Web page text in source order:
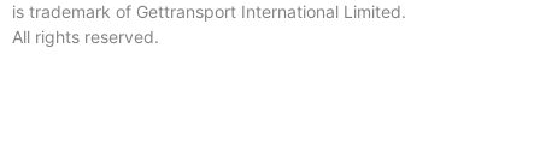
is trademark of Gettransport International Limited.
All rights reserved.